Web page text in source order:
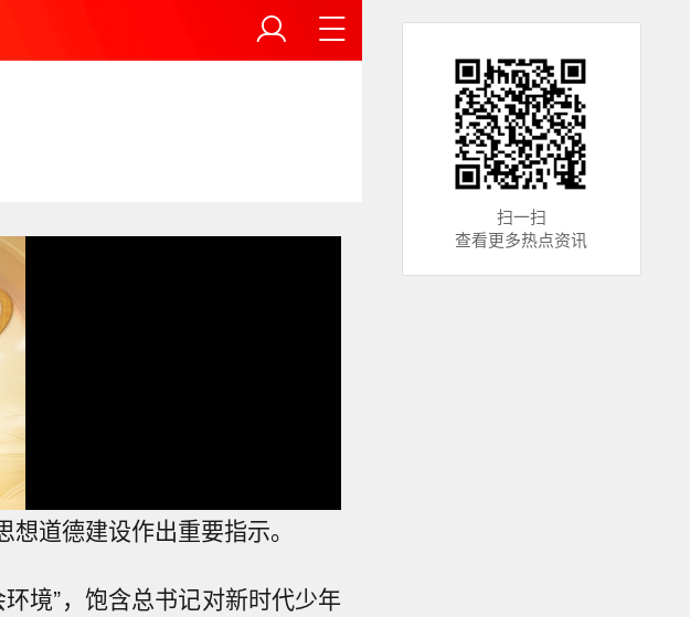
道德建设作出重要指示。
境”，饱含总书记对新时代少年
扫一扫
查看更多热点资讯